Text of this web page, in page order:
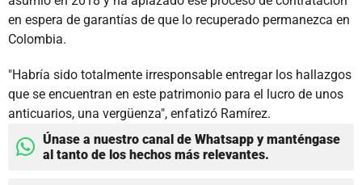
en espera de garantías de que lo recuperado permanezca en
Colombia.
"Habría sido totalmente irresponsable entregar los hallazgos
que se encuentran en este patrimonio para el lucro de unos
anticuarios, una vergüenza", enfatizó Ramírez.
Únase a nuestro canal de Whatsapp y manténgase
al tanto de los hechos más relevantes.